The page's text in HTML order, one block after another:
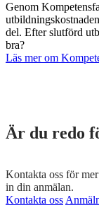
Genom
del. Efter slutförd
bra?​
Läs mer om
Är du redo
Kontakta oss för
in din anmälan.
Kontakta oss